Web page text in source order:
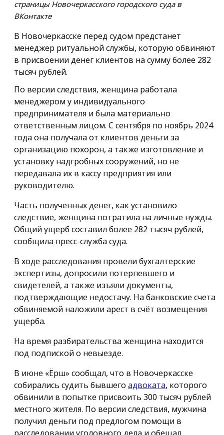
страницы Новочеркасского городского суда в
ВКонтакте
В Новочеркасске перед судом предстанет
менеджер ритуальной службы, которую обвиняют
в присвоении денег клиентов на сумму более 282
тысяч рублей.
По версии следствия, женщина работала
менеджером у индивидуального
предпринимателя и была материально
ответственным лицом. С сентября по ноябрь 2024
года она получала от клиентов деньги за
организацию похорон, а также изготовление и
установку надгробных сооружений, но не
передавала их в кассу предприятия или
руководителю.
Часть полученных денег, как установило
следствие, женщина потратила на личные нужды.
Общий ущерб составил более 282 тысяч рублей,
сообщила пресс-служба суда.
В ходе расследования провели бухгалтерские
экспертизы, допросили потерпевшего и
свидетелей, а также изъяли документы,
подтверждающие недостачу. На банковские счета
обвиняемой наложили арест в счёт возмещения
ущерба.
На время разбирательства женщина находится
под подпиской о невыезде.
В июне «Ёрш» сообщал, что в Новочеркасске
собирались судить бывшего адвоката, которого
обвинили в попытке присвоить 300 тысяч рублей
местного жителя. По версии следствия, мужчина
получил деньги под предлогом помощи в
расследовании уголовного дела и обещал